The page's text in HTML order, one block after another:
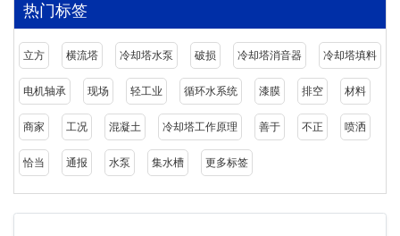
热门标签
立方 横流塔 冷却塔水泵 破损 冷却塔消音器 冷却塔填料
电机轴承 现场 轻工业 循环水系统 漆膜 排空 材料
商家 工况 混凝土 冷却塔工作原理 善于 不正 喷洒
恰当 通报 水泵 集水槽 更多标签